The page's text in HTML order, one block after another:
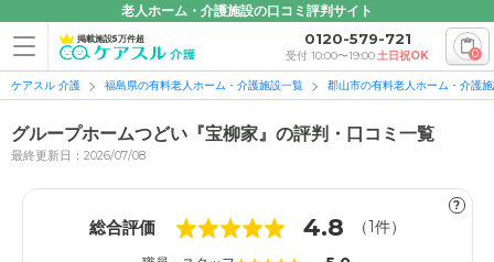
老人ホーム・介護施設の口コミ評判サイト
掲載施設5万件超 0120-579-721
受付 10:00〜19:00土日祝OK 0
ケアスル 介護 福島県の有料老人ホーム・介護施設一覧 郡山市の有料老人ホーム・介護
グループホームつどい『宝柳家』の評判・口コミ一覧
最終更新日：2026/07/08
?
総合評価 4.8 （1件）